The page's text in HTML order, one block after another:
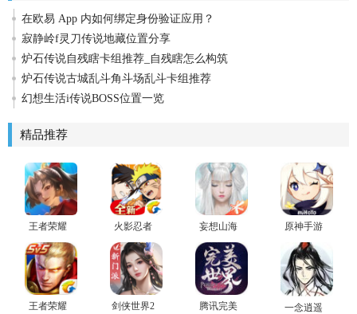
在欧易 App 内如何绑定身份验证应用？
寂静岭f灵刀传说地藏位置分享
炉石传说自残瞎卡组推荐_自残瞎怎么构筑
炉石传说古城乱斗角斗场乱斗卡组推荐
幻想生活i传说BOSS位置一览
精品推荐
王者荣耀
国际版
honor of
kings官方
最新版
火影忍者
忍者新世
代手游
妄想山海
腾讯官方
版
原神手游
王者荣耀
剑侠世界2
腾讯完美
一念逍遥